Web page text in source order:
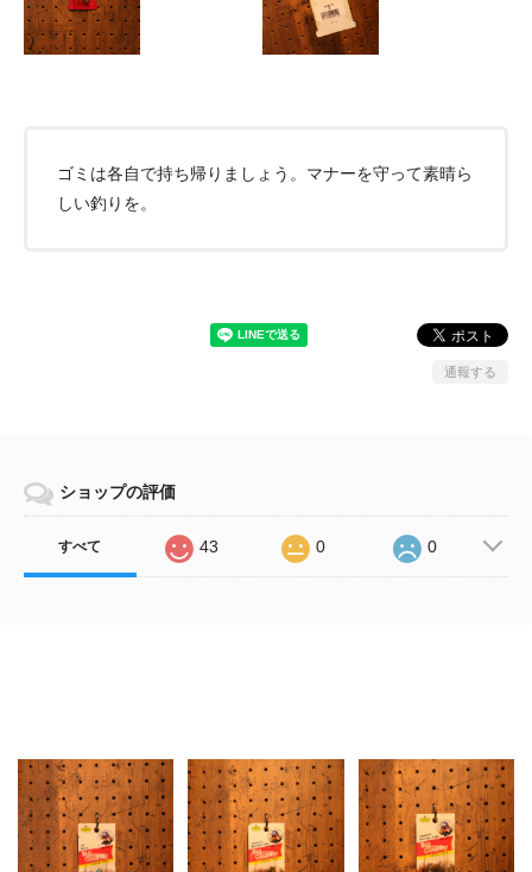
ゴミは各自で持ち帰りましょう。マナーを守って素晴ら
しい釣りを。
通報する
ショップの評価
すべて 43 0 0